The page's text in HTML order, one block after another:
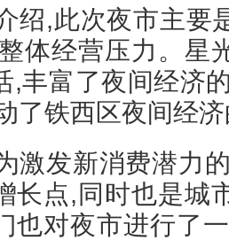
绍,此次夜市主要
体经营压力。星
,丰富了夜间经济
了铁西区夜间经
激发新消费潜力
长点,同时也是城
也对夜市进行了